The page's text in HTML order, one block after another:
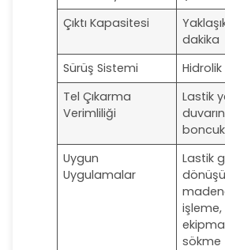
Çıktı Kapasitesi
dakika
Sürüş Sistemi
Hidrolik
Tel Çıkarma
Verimliliği
Lastik
boncuk
Uygun
Uygulamalar
Lastik
işleme,
sökme